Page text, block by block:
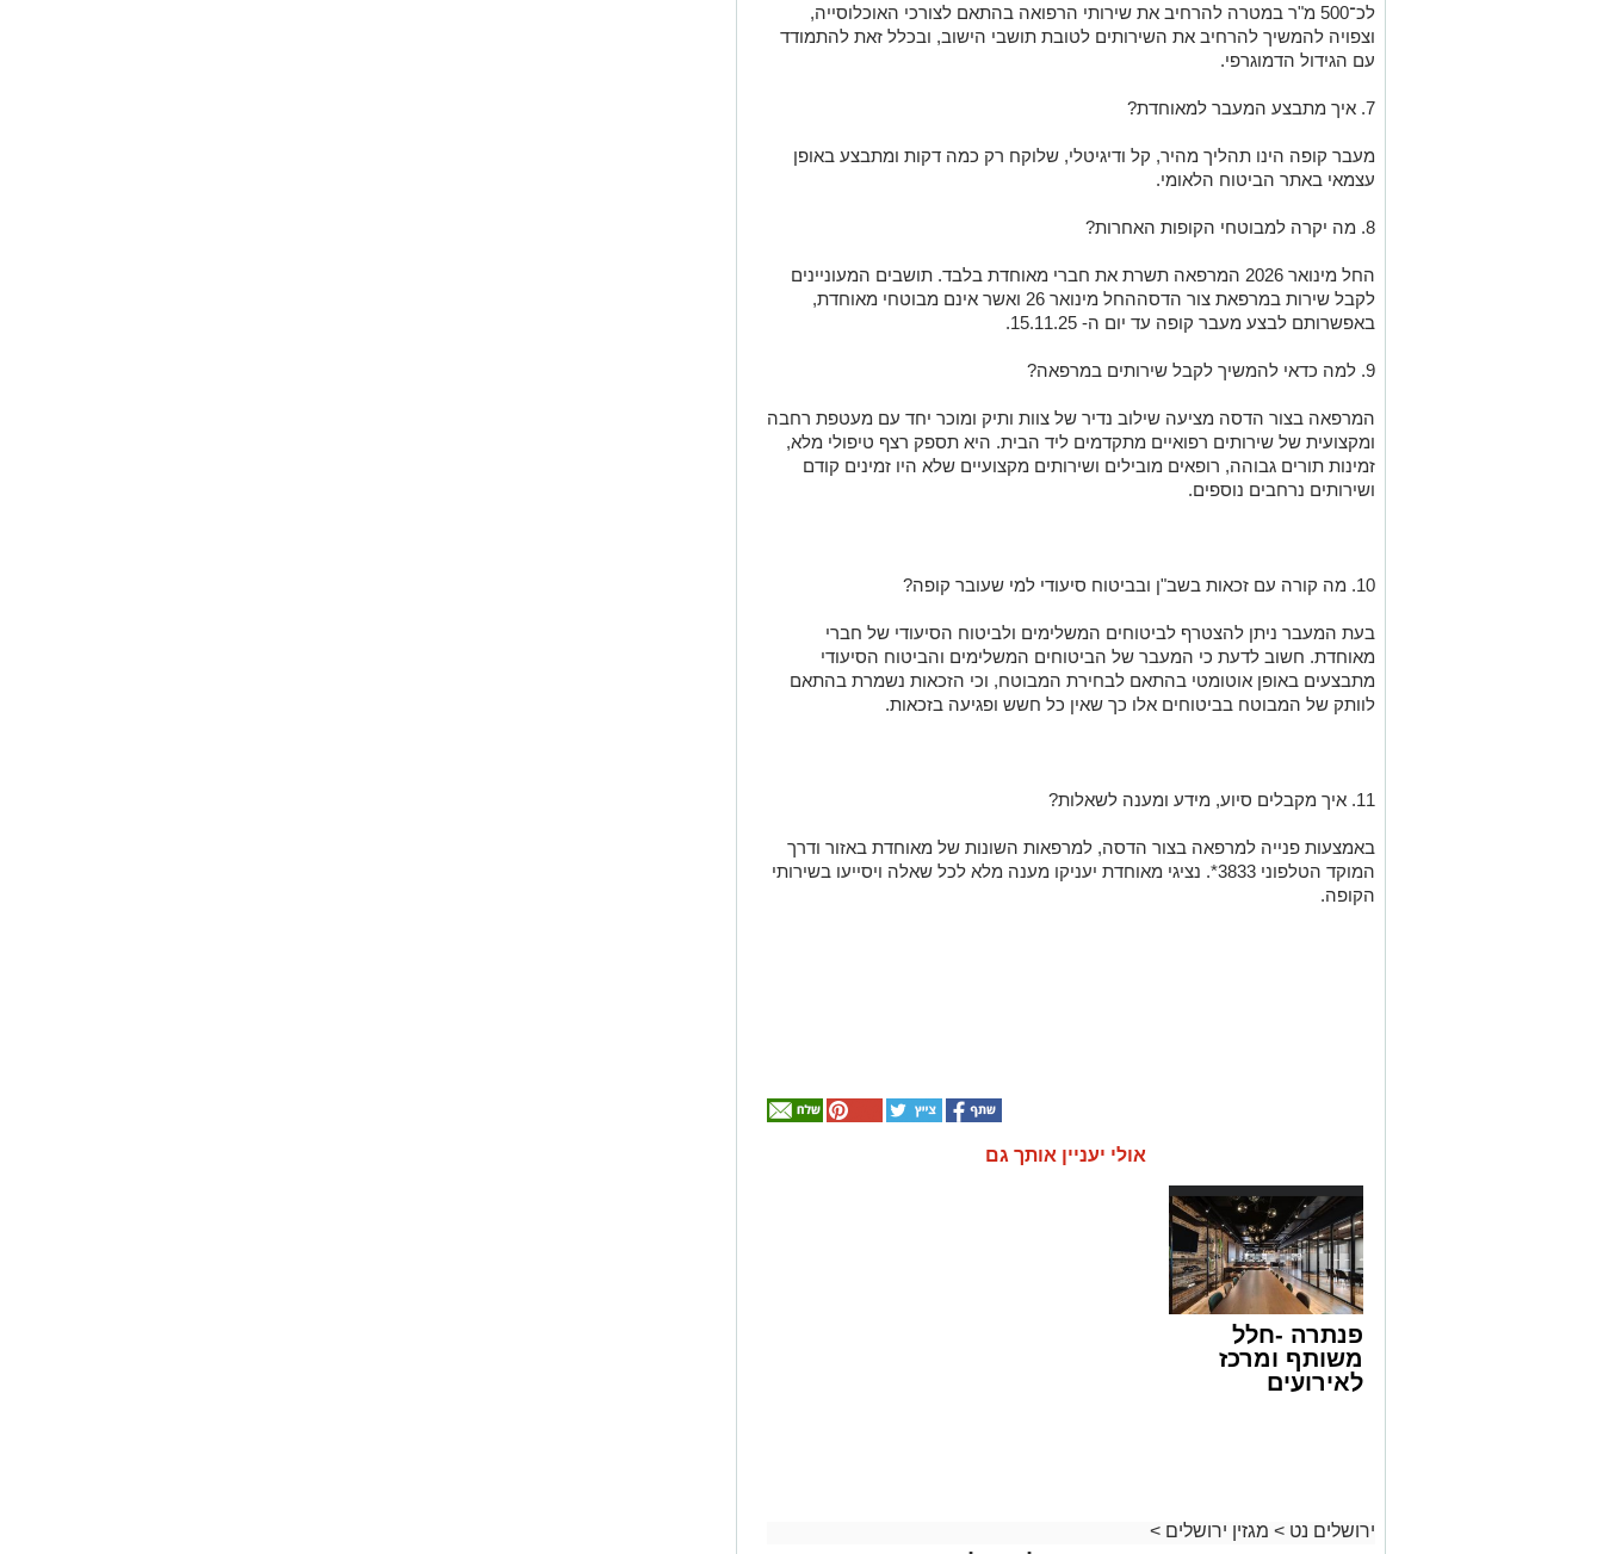
לכ־500 מ"ר במטרה להרחיב את שירותי הרפואה בהתאם לצורכי האוכלוסייה,
וצפויה להמשיך להרחיב את השירותים לטובת תושבי הישוב, ובכלל זאת להתמודד
עם הגידול הדמוגרפי.
7
. איך מתבצע המעבר למאוחדת?
מעבר קופה הינו תהליך מהיר, קל ודיגיטלי, שלוקח רק כמה דקות ומתבצע באופן
עצמאי באתר הביטוח הלאומי.
8. מה יקרה למבוטחי הקופות האחרות?
החל מינואר 2026 המרפאה תשרת את חברי מאוחדת בלבד. תושבים המעוניינים
לקבל שירות במרפאת צור הדסההחל מינואר 26 ואשר אינם מבוטחי מאוחדת,
באפשרותם לבצע מעבר קופה עד יום ה- 15.11.25.
9. למה כדאי להמשיך לקבל שירותים במרפאה?
המרפאה בצור הדסה מציעה שילוב נדיר של צוות ותיק ומוכר יחד עם מעטפת רחבה
ומקצועית של שירותים רפואיים מתקדמים ליד הבית. היא תספק רצף טיפולי מלא,
זמינות תורים גבוהה, רופאים מובילים ושירותים מקצועיים שלא היו זמינים קודם
ושירותים נרחבים נוספים.
10 . מה קורה עם זכאות בשב"ן ובביטוח סיעודי למי שעובר קופה?
בעת המעבר ניתן להצטרף לביטוחים המשלימים ולביטוח הסיעודי של חברי
מאוחדת. חשוב לדעת כי המעבר של הביטוחים המשלימים והביטוח הסיעודי
מתבצעים באופן אוטומטי בהתאם לבחירת המבוטח, וכי הזכאות נשמרת בהתאם
לוותק של המבוטח בביטוחים אלו כך שאין כל חשש ופגיעה בזכאות.
11
. איך מקבלים סיוע, מידע ומענה לשאלות?
באמצעות פנייה למרפאה בצור הדסה, למרפאות השונות של מאוחדת באזור ודרך
המוקד הטלפוני
נציגי מאוחדת יעניקו מענה מלא לכל שאלה ויסייעו בשירותי
הקופה.
אולי יעניין אותך גם
פנתרה -חלל
משותף ומרכז
לאירועים
ירושלים נט > מגזין ירושלים >